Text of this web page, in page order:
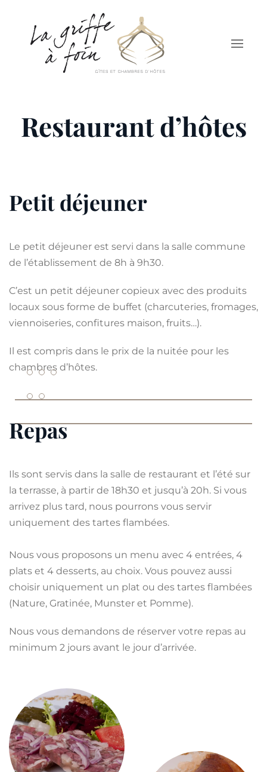
Skip to main content
Restaurant d’hôtes
Petit déjeuner
Le petit déjeuner est servi dans la salle commune
de l’établissement de 8h à 9h30.
C’est un petit déjeuner copieux avec des produits
locaux sous forme de buffet (charcuteries, fromages,
viennoiseries, confitures maison, fruits…).
Il est compris dans le prix de la nuitée pour les
chambres d’hôtes.
Repas
Ils sont servis dans la salle de restaurant et l’été sur
la terrasse, à partir de 18h30 et jusqu’à 20h. Si vous
arrivez plus tard, nous pourrons vous servir
uniquement des tartes flambées.
Nous vous proposons un menu avec 4 entrées, 4
plats et 4 desserts, au choix. Vous pouvez aussi
choisir uniquement un plat ou des tartes flambées
(Nature, Gratinée, Munster et Pomme).
Nous vous demandons de réserver votre repas au
minimum 2 jours avant le jour d’arrivée.